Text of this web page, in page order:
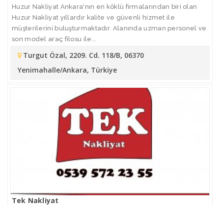
Huzur Nakliyat Ankara'nın en köklü firmalarından biri olan
Huzur Nakliyat yıllardır kalite ve güvenli hizmet ile
müşterilerini buluşturmaktadır. Alanında uzman personel ve
son model araç filosu ile...
Turgut Özal, 2209. Cd. 118/B, 06370
Yenimahalle/Ankara, Türkiye
Tek Nakliyat